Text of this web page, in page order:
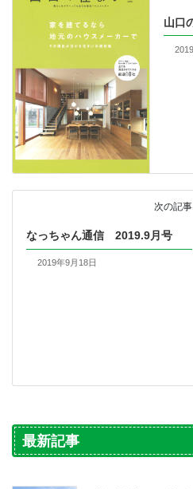
山口
次の記事
なっちゃん通信 2019.9月号
2019年9月18日
最新記事